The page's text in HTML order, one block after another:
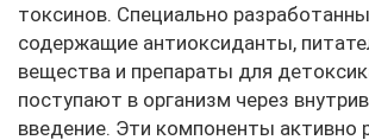
токсинов. Специально
содержащие антиоксиданты,
вещества и препараты для
поступают в организм через
введение. Эти компоненты активно